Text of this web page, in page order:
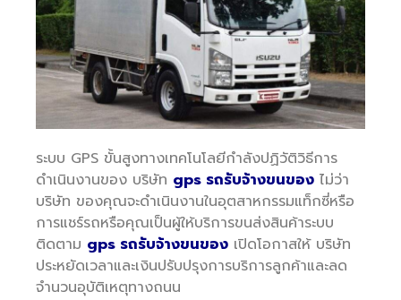
ระบบ GPS ขั้นสูงทางเทคโนโลยีกำลังปฏิวัติวิธีการ
ดำเนินงานของ บริษัท gps รถรับจ้างขนของ ไม่ว่า
บริษัท ของคุณจะดำเนินงานในอุตสาหกรรมแท็กซี่หรือ
การแชร์รถหรือคุณเป็นผู้ให้บริการขนส่งสินค้าระบบ
ติดตาม gps รถรับจ้างขนของ เปิดโอกาสให้ บริษัท
ประหยัดเวลาและเงินปรับปรุงการบริการลูกค้าและลด
จำนวนอุบัติเหตุทางถนน